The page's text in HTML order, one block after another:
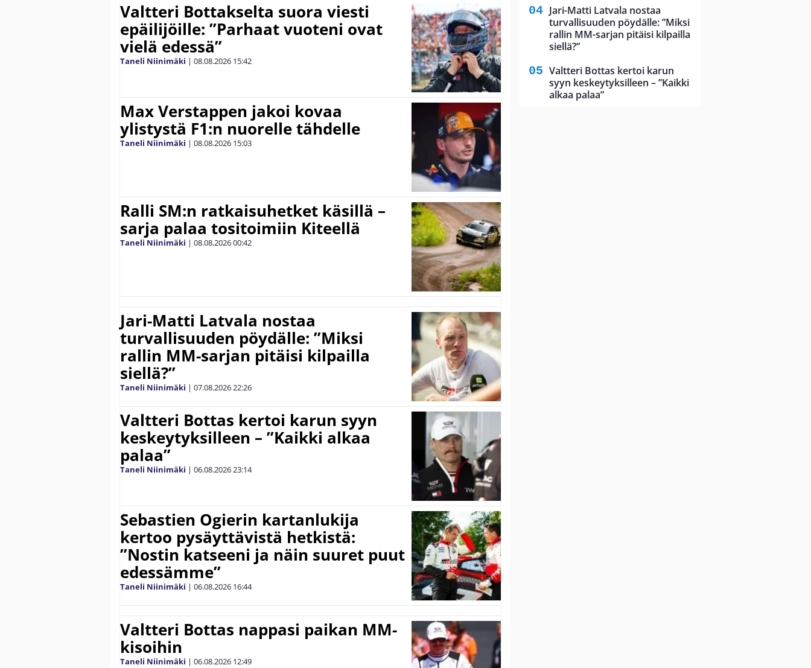
Valtteri Bottakselta suora viesti
epäilijöille: ”Parhaat vuoteni ovat
vielä edessä”
Taneli Niinimäki | 08.08.2026 15:42
Max Verstappen jakoi kovaa
ylistystä F1:n nuorelle tähdelle
Taneli Niinimäki | 08.08.2026 15:03
Ralli SM:n ratkaisuhetket käsillä –
sarja palaa tositoimiin Kiteellä
Taneli Niinimäki | 08.08.202600:42
Jari-Matti Latvala nostaa
turvallisuuden pöydälle: ”Miksi
rallin MM-sarjan pitäisi kilpailla
siellä?”
Taneli Niinimäki | 07.08.202622:26
Valtteri Bottas kertoi karun syyn
keskeytyksilleen – ”Kaikki alkaa
palaa”
Taneli Niinimäki | 06.08.202623:14
Sebastien Ogierin kartanlukija
kertoo pysäyttävistä hetkistä:
”Nostin katseeni ja näin suuret puut
edessämme”
Taneli Niinimäki | 06.08.2026 16:44
Valtteri Bottas nappasi paikan MM-
kisoihin
Taneli Niinimäki | 06.08.2026 12:49
Jari-Matti Latvala nostaa
turvallisuuden pöydälle: ”Miksi
rallin MM-sarjan pitäisi kilpailla
siellä?”
Valtteri Bottas kertoi karun
syyn keskeytyksilleen – ”Kaikki
alkaa palaa”